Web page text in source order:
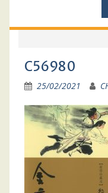
C56980
25/02/2021